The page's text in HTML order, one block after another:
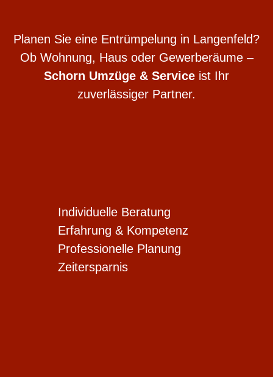
Planen Sie eine Entrümpelung in Langenfeld?
Ob Wohnung, Haus oder Gewerberäume –
Schorn Umzüge & Service ist Ihr
zuverlässiger Partner.
Individuelle Beratung
Erfahrung & Kompetenz
Professionelle Planung
Zeitersparnis